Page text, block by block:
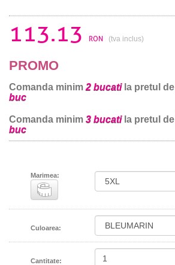
113.13 RON (tva inclus)
PROMO
Comanda minim 2 bucatila pretul de
buc
Comanda minim 3 bucatila pretul de
buc
Marimea:
Culoarea:
Cantitate: